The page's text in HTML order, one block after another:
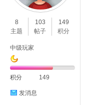
8
主题
103
帖子
149
积分
中级玩家
积分 149
发消息